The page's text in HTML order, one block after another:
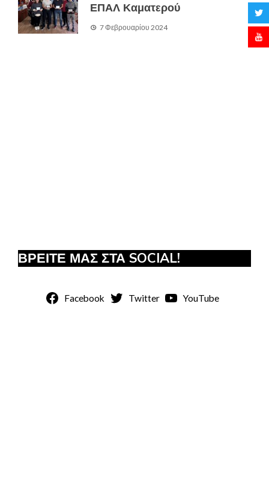
ΕΠΑΛ Καματερού
7 Φεβρουαρίου 2024
ΒΡΕΙΤΕ ΜΑΣ ΣΤΑ SOCIAL!
Facebook Twitter YouTube